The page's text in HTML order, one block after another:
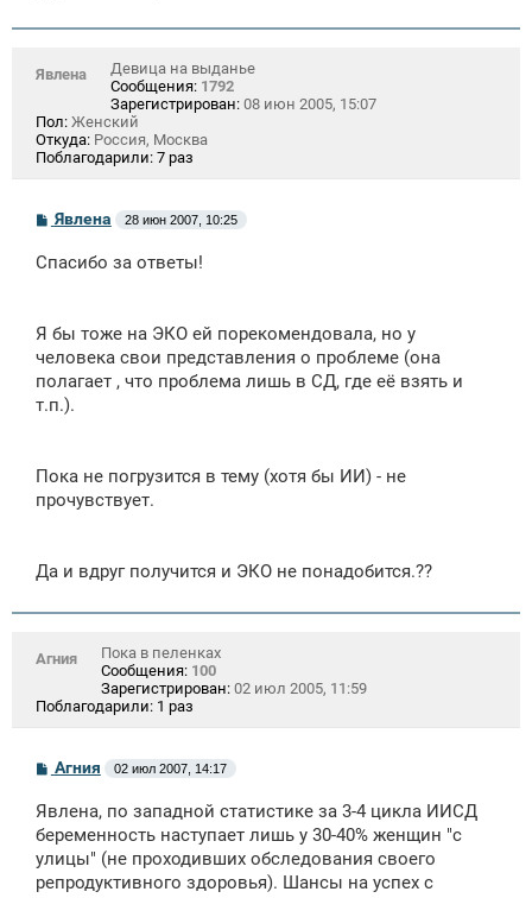
Явлена
Девица на выданье
Сообщения: 1792
Зарегистрирован: 08 июн 2005, 15:07
Пол: Женский
Откуда: Россия, Москва
Поблагодарили: 7 раз
С
б
и
Явлена 28 июн 2007, 10:25
Спасибо за ответы!
Я бы тоже на ЭКО ей порекомендовала, но у
человека свои представления о проблеме (она
полагает , что проблема лишь в СД, где её взять и
т.п.).
Пока не погрузится в тему (хотя бы ИИ) - не
прочувствует.
Да и вдруг получится и ЭКО не понадобится.??
Агния
Пока в пеленках
Сообщения: 100
Зарегистрирован: 02 июл 2005, 11:59
Поблагодарили: 1 раз
С
б
щ
е
н
и
Агния 02 июл 2007, 14:17
Явлена, по западной статистике за 3-4 цикла ИИСД
беременность наступает лишь у 30-40% женщин "с
улицы" (не проходивших обследования своего
репродуктивного здоровья). Шансы на успех с